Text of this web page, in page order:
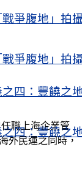
爭腹地」拍
四：豐饒之
爭腹地」拍
四：豐饒之
職上海企業管
外民運之同時，